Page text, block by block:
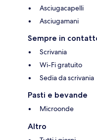
Asciugacapelli
Asciugamani
Sempre in
Scrivania
Wi-Fi gratuito
Sedia da scrivania
Pasti e bevande
Microonde
Altro